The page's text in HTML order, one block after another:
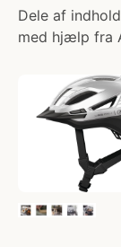
Dele af
med hjælp fra